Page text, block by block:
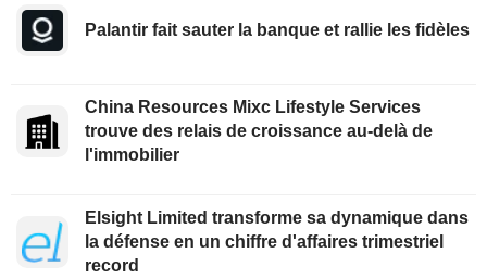
Palantir fait sauter la banque et rallie les fidèles
China Resources Mixc Lifestyle Services
trouve des relais de croissance au-delà de
l'immobilier
Elsight Limited transforme sa dynamique dans
la défense en un chiffre d'affaires trimestriel
record